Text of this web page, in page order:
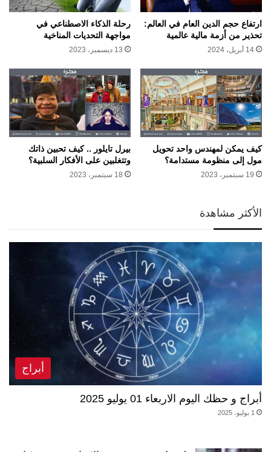
ارتفاع حجم الدين العام في العالم:
تحذير من أزمة مالية عالمية
14 أبريل، 2024
رحلة الذكاء الاصطناعي في
مواجهة التحديات المناخية
13 ديسمبر، 2023
كيف يمكن لمهندس واحد تحويل
مول إلى منظومة مستدامة؟
19 سبتمبر، 2023
بيرل تايلور .. كيف تحبين ذاتك
وتتغلبين على الأفكار السلبية؟
18 سبتمبر، 2023
الأكثر مشاهدة
أبراج
أبراج و حظك اليوم الاربعاء 01 يوليو 2025
1 يوليو، 2025